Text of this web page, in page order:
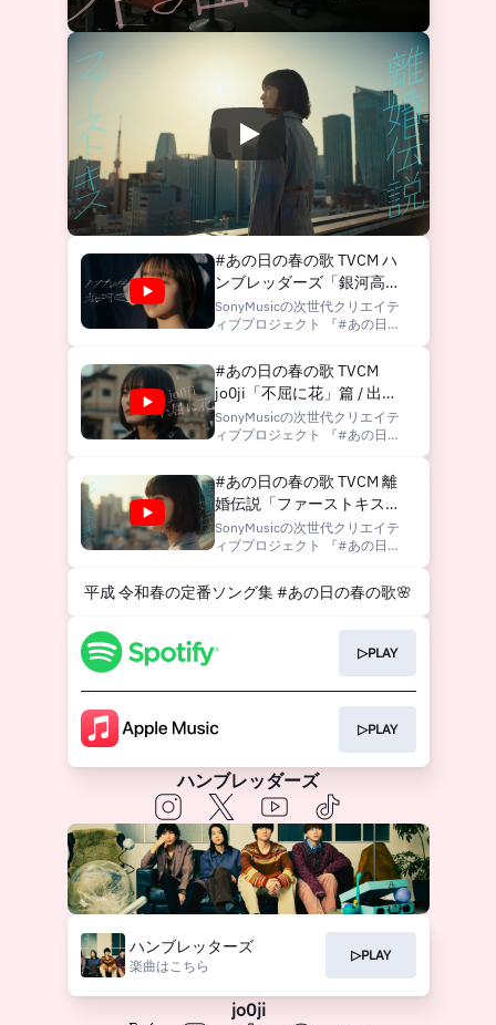
#あの日の春の歌 TVCM ハ
ンブレッダーズ「銀河高速
- From THE FIRST TAKE」
篇 / 出演：夏目透羽
SonyMusicの次世代クリエイテ
ィブプロジェクト 『#あの日の
ネクストブレイク3アーティス
トと同じく今年活躍が期待され
ている気鋭の若手女優 夏目透
羽、遠藤さくら（乃木坂
物語を演じるショートムービ
ー。 音楽と出会うことで揺れ
動く心情や、前に進もうとする
瞬間を描いた本作の第一弾は #
ハンブレッダーズ の「#銀河高
続けてみることにしたよ＞とい
#あの日の春の歌 TVCM
jo0ji「不屈に花」篇 / 出
演：遠藤さくら
SonyMusicの次世代クリエイテ
ィブプロジェクト 『#あの日の
ネクストブレイク3アーティス
トと同じく今年活躍が期待され
ている気鋭の若手女優 夏目透
羽、遠藤さくら（乃木坂
物語を演じるショートムービ
動く心情や、前に進もうとする
瞬間を描いた本作の第二弾は
#jo0ji (ジョージ)の「#不屈に
#あの日の春の歌 TVCM 離
婚伝説「ファーストキス」
篇 / 出演：祷キララ
SonyMusicの次世代クリエイテ
ィブプロジェクト 『#あの日の
ネクストブレイク3アーティス
ている気鋭の若手女優 夏目透
羽、遠藤さくら（乃木坂
物語を演じるショートムービ
ー。 音楽と出会うことで揺れ
動く心情や、前に進もうとする
瞬間を描いた本作の第三弾は #
離婚伝説 の「#ファーストキ
ス」。 祷キララ コメント： こ
の曲を最初に聴いた時、なん
て“まっ...
平成 令和春の定番ソング集 #あの日の春の歌🌸
▷PLAY
▷PLAY
ハンブレッダーズ
ハンブレッターズ
楽曲はこちら
▷PLAY
jo0ji